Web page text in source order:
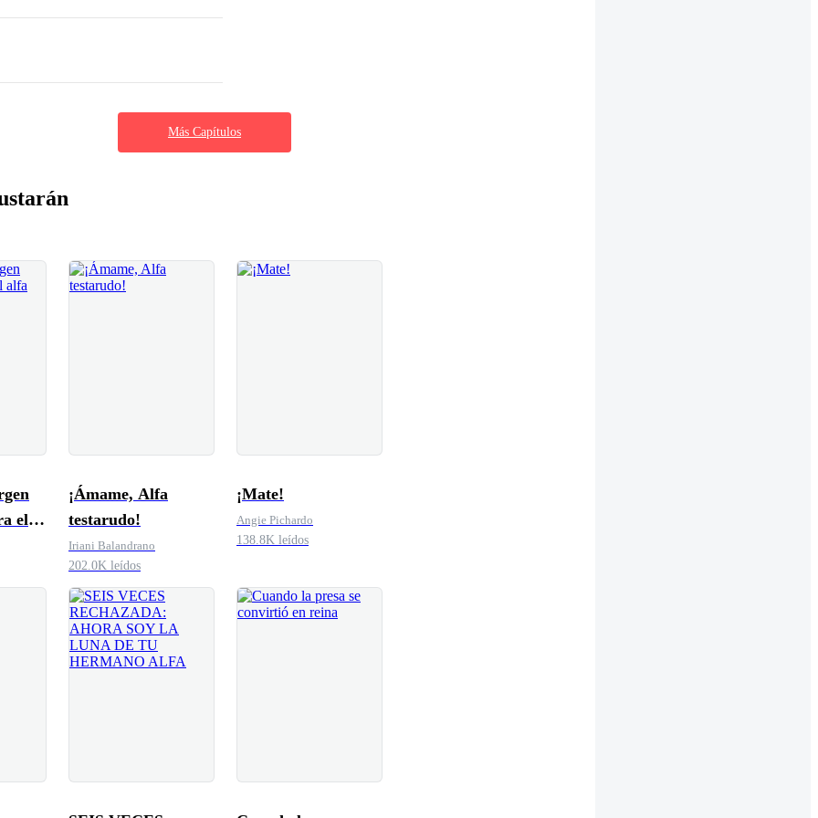
Más Capítulos
el
¡Ámame, Alfa
testarudo!
Iriani Balandrano
202.0K leídos
¡Mate!
Angie Pichardo
138.8K leídos